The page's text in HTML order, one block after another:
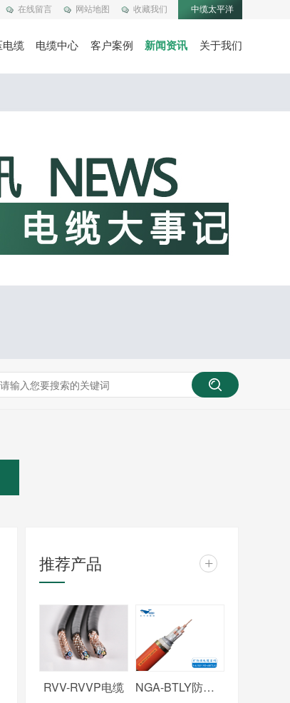
在线留言 网站地图 收藏我们 中缆太平洋
电缆 电缆中心 客户案例 新闻资讯 关于我们
推荐产品 +
RVV-RVVP电缆 NGA-BTLY防火电缆